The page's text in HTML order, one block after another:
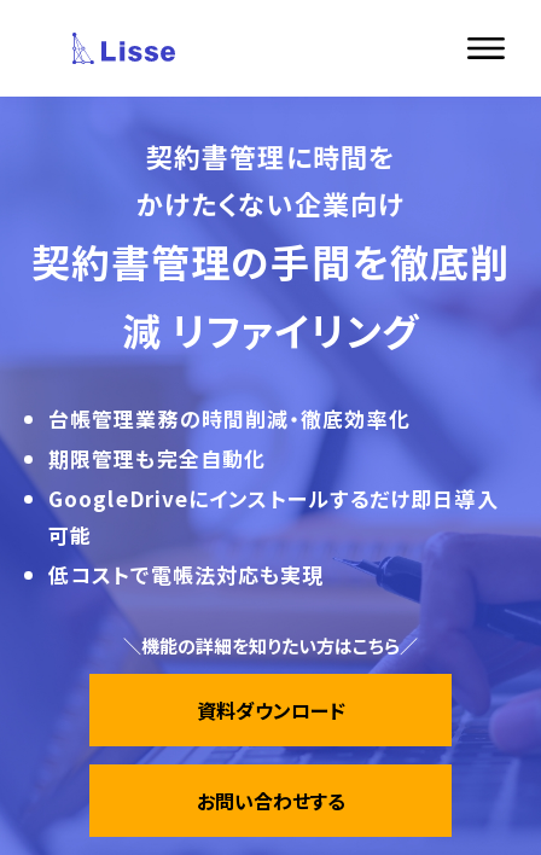
契約書管理に時間を
かけたくない企業向け
契約書管理の手間を徹底削
減 リファイリング
台帳管理業務の時間削減・徹底効率化
期限管理も完全自動化
GoogleDriveにインストールするだけ即日導入
可能
低コストで電帳法対応も実現
＼機能の詳細を知りたい方はこちら／
資料ダウンロード
お問い合わせする